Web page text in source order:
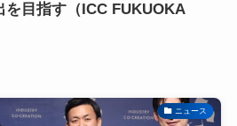
目指す（ICC FUKUOKA
ニュース